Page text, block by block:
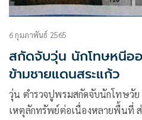
6 กุมภาพันธ์ 2565
สกัดจับวุ่น นักโทษหนีอ
ข้ามชายแดนสระแก้ว
วุ่น ตำรวจปูพรมสกัดจับนักโทษวั
เหตุลักทรัพย์ต่อเนื่องหลายพื้นที่